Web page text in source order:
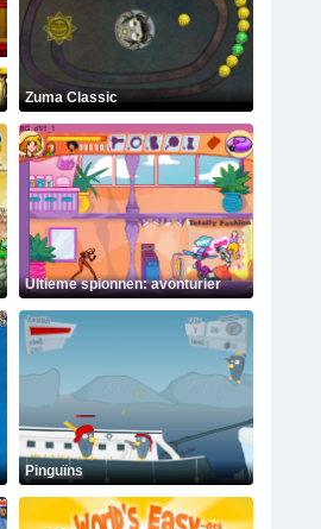
Zuma Classic
Ultieme spionnen: avonturier
Pinguïns